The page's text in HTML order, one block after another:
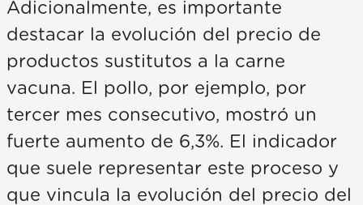
Adicionalmente, es importante
destacar la evolución del precio de
productos sustitutos a la carne
vacuna. El pollo, por ejemplo, por
tercer mes consecutivo, mostró un
fuerte aumento de 6,3%. El indicador
que suele representar este proceso y
que vincula la evolución del precio del